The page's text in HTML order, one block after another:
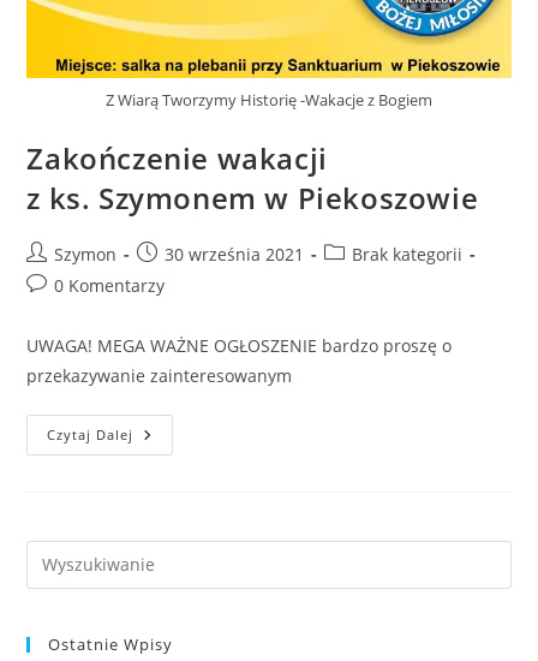
Z Wiarą Tworzymy Historię -Wakacje z Bogiem
Zakończenie wakacji
z ks. Szymonem w Piekoszowie
Szymon 30 września 2021
Brak kategorii
0 Komentarzy
UWAGA! MEGA WAŻNE OGŁOSZENIE bardzo proszę o
przekazywanie zainteresowanym
Czytaj Dalej
Ostatnie Wpisy